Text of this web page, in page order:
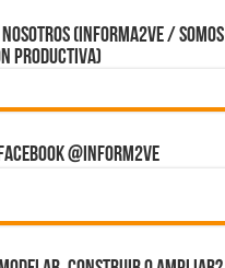
NOSOTROS (Informa2ve / Somos
Productiva)
@inform2Ve